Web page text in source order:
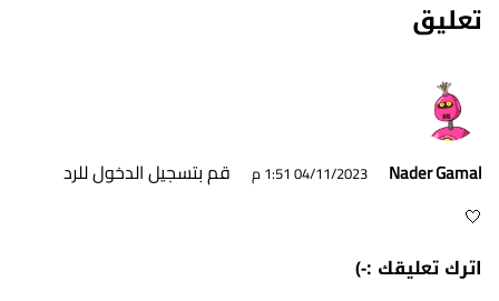
تعليق
Nader Gamal 04/11/2023 1:51 م
قم بتسجيل الدخول للرد
🤍
اترك تعليقك :-)